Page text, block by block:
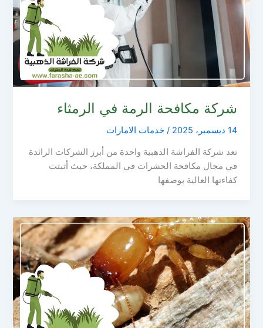
شركة مكافحة الرمة في الرمثاء
14 ديسمبر، 2025 /خدمات الامارات
تعد شركة الفراشة الذهبية واحدة من أبرز الشركات الرائدة
في مجال مكافحة الحشرات في المملكة، حيث أثبتت
كفاءتها العالية بوصفها